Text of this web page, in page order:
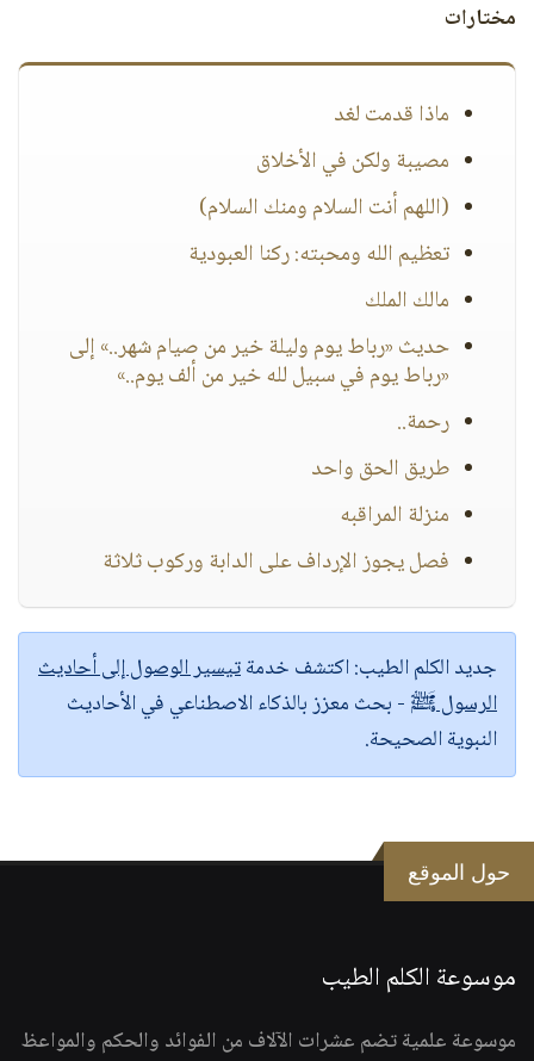
مختارات
ماذا قدمت لغد
مصيبة ولكن في الأخلاق
(اللهم أنت السلام ومنك السلام)
تعظيم الله ومحبته: ركنا العبودية
مالك الملك
حديث «رباط يوم وليلة خير من صيام شهر..» إلى
«رباط يوم في سبيل لله خير من ألف يوم..»
رحمة..
طريق الحق واحد
منزلة المراقبه
فصل يجوز الإرداف على الدابة وركوب ثلاثة
جديد الكلم الطيب:اكتشف خدمةتيسير الوصول إلى أحاديث
الرسول ﷺ - بحث معزز بالذكاء الاصطناعي في الأحاديث
النبوية الصحيحة.
حول الموقع
موسوعة الكلم الطيب
موسوعة علمية تضم عشرات الآلاف من الفوائد والحكم والمواعظ